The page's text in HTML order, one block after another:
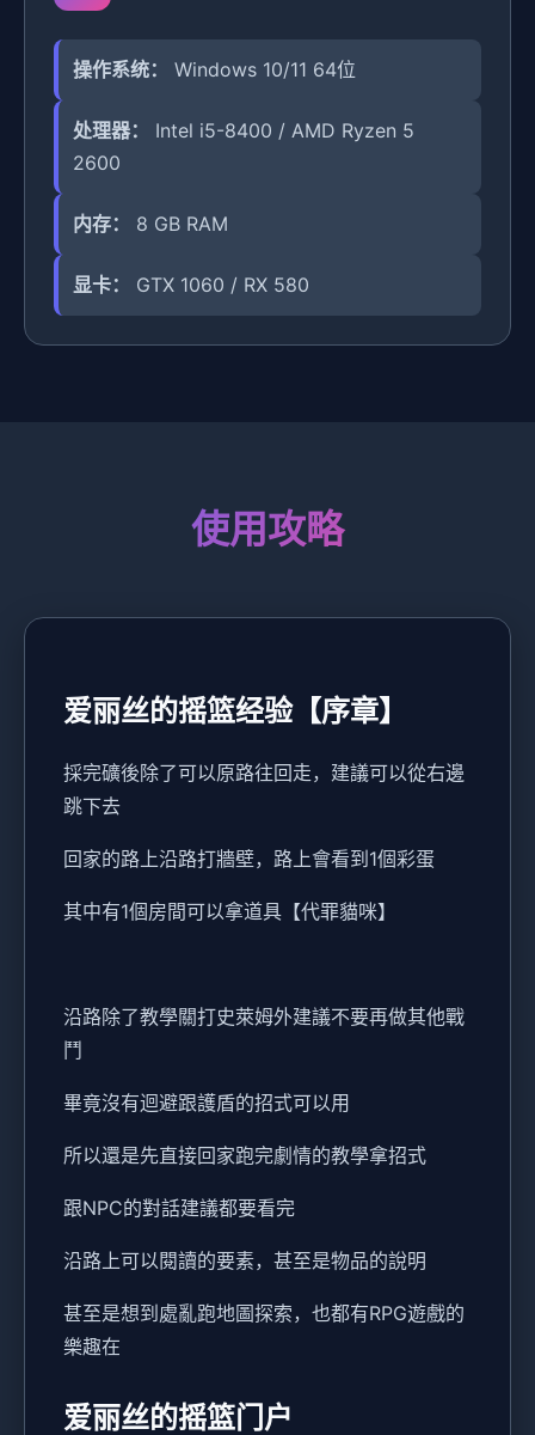
操作系统： Windows 10/11 64位
处理器：
Intel i5-8400 / AMD Ryzen 5
2600
内存： 8 GB RAM
显卡： GTX 1060 / RX 580
使用攻略
爱丽丝的摇篮经验【序章】
採完礦後除了可以原路往回走，建議可以從右邊
跳下去
回家的路上沿路打牆壁，路上會看到1個彩蛋
其中有1個房間可以拿道具【代罪貓咪】
沿路除了教學關打史萊姆外建議不要再做其他戰
鬥
畢竟沒有迴避跟護盾的招式可以用
所以還是先直接回家跑完劇情的教學拿招式
跟NPC的對話建議都要看完
沿路上可以閱讀的要素，甚至是物品的說明
甚至是想到處亂跑地圖探索，也都有RPG遊戲的
樂趣在
爱丽丝的摇篮门户